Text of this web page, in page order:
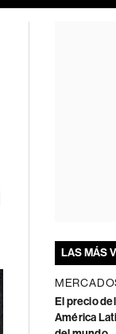
LAS MÁS
El precio
América